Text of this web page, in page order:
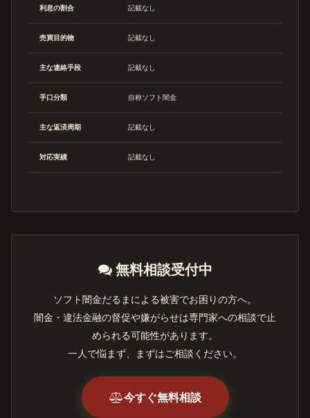
利息の割合 記載なし
売買目的物 記載なし
主な連絡手段 記載なし
手口分類 自称ソフト闇金
主な返済周期 記載なし
対応実績 記載なし
無料相談受付中
ソフト闇金だるまによる被害でお困りの方へ。
闇金・違法金融の督促や嫌がらせは専門家への相談で止
められる可能性があります。
一人で悩まず、まずはご相談ください。
今すぐ無料相談